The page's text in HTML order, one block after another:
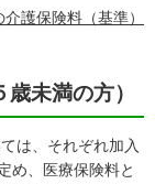
護保険料（基準）
未満の方）
は、それぞれ加入
め、医療保険料と